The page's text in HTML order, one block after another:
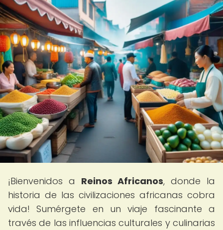
¡Bienvenidos a Reinos Africanos, donde la
historia de las civilizaciones africanas cobra
vida! Sumérgete en un viaje fascinante a
través de las influencias culturales y culinarias